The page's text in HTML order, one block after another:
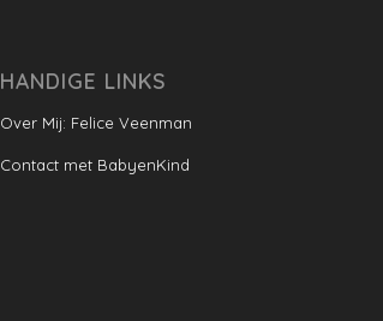
HANDIGE LINKS
Over Mij: Felice Veenman
Contact met BabyenKind